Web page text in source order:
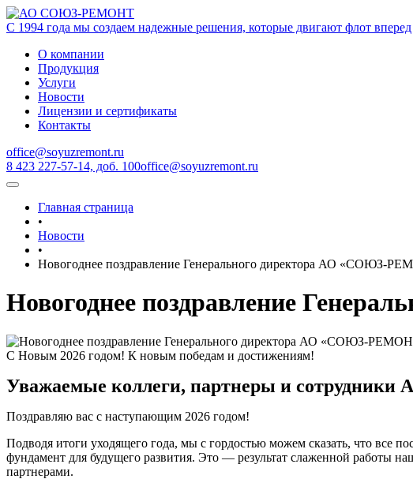
С 1994 года мы создаем надежные решения, которые двигают флот вперед
О компании
Продукция
Услуги
Новости
Лицензии и сертификаты
Контакты
office@soyuzremont.ru
8 423 227-57-14, доб. 100office@soyuzremont.ru
Главная страница
•
Новости
•
Новогоднее поздравление Генерального директора АО «СОЮЗ-
Новогоднее поздравление
С Новым 2026 годом! К новым победам и достижениям!
Уважаемые коллеги, партнеры и
Поздравляю вас с наступающим 2026 годом!
Подводя итоги уходящего года, мы с гордостью можем сказать, что
фундамент для будущего развития. Это — результат слаженной работы
партнерами.